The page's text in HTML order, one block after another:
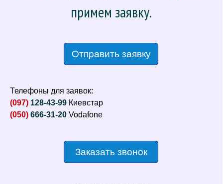
примем заявку.
Отправить заявку
Телефоны для заявок:
(097) 128-43-99 Киевстар
(050) 666-31-20 Vodafone
Заказать звонок